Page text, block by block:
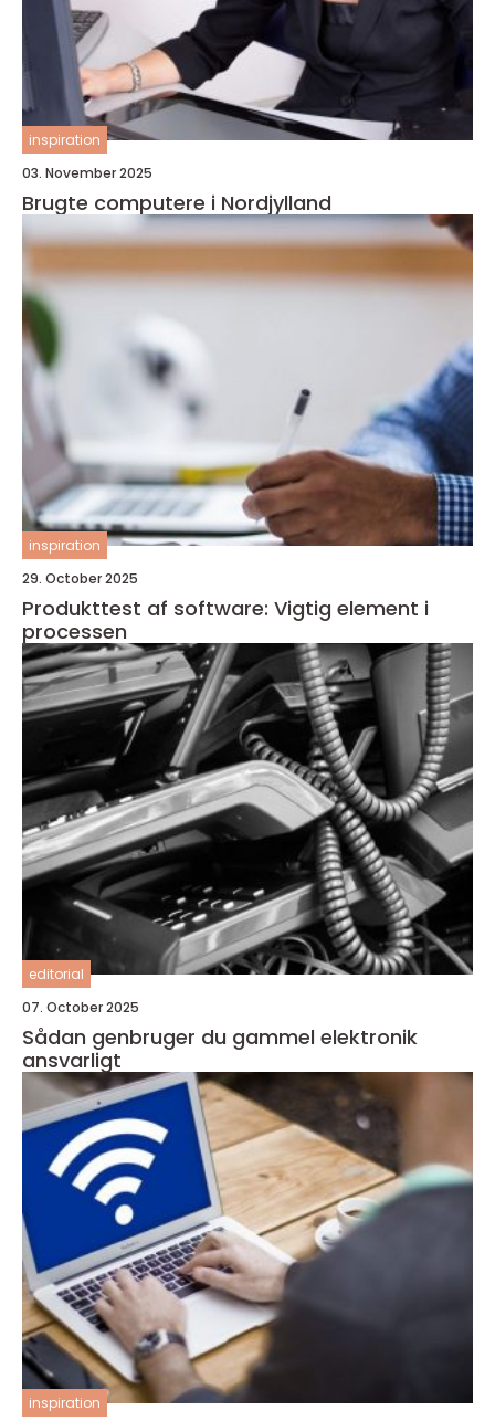
inspiration
03. November 2025
Brugte computere i Nordjylland
inspiration
29. October 2025
Produkttest af software: Vigtig element i
processen
editorial
07. October 2025
Sådan genbruger du gammel elektronik
ansvarligt
inspiration